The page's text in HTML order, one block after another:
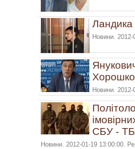
Ландика
Новини.
Новини.
СБУ - ТБ
Новини. 2012-01-19 13:00:00.